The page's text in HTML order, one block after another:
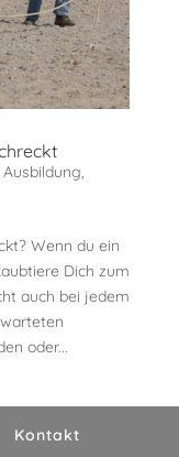
Ausbildung,
Wenn du ein
Dich zum
auch bei jedem
oder...
Kontakt